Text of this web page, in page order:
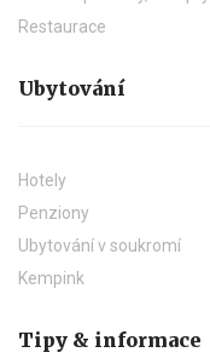
Restaurace
Ubytování
Hotely
Penziony
Ubytování v soukromí
Kempink
Tipy & informace